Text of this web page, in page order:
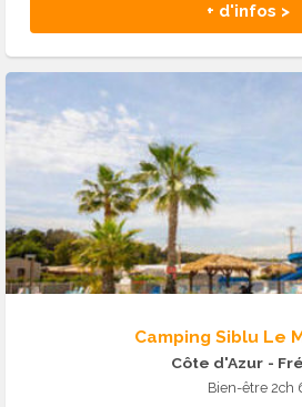
+ d'infos >
Camping Siblu Le
Côte d'Azur -
Bien-être 2ch